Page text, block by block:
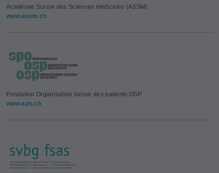
Académie Suisse des Sciences médicales (ASSM)
www.assm.ch
Fondation Organisation suisse des patients OSP
www.spo.ch